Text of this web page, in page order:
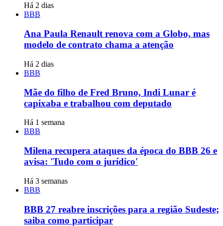
Há 2 dias
BBB
Ana Paula Renault renova com a Globo, mas
modelo de contrato chama a atenção
Há 2 dias
BBB
Mãe do filho de Fred Bruno, Indi Lunar é
capixaba e trabalhou com deputado
Há 1 semana
BBB
Milena recupera ataques da época do BBB 26 e
avisa: 'Tudo com o jurídico'
Há 3 semanas
BBB
BBB 27 reabre inscrições para a região Sudeste;
saiba como participar